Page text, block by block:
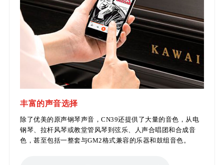
丰富的声音选择
除了优美的原声钢琴声音，CN39还提供了大量的音色，从电
钢琴、拉杆风琴或教堂管风琴到弦乐、人声合唱团和合成音
色，甚至包括一整套与GM2格式兼容的乐器和鼓组音色。